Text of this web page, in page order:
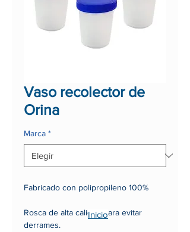
Vaso recolector de
Orina
Marca *
Fabricado con polipropileno 100%
Rosca de alta calidad para evitar
derrames.
Inicio